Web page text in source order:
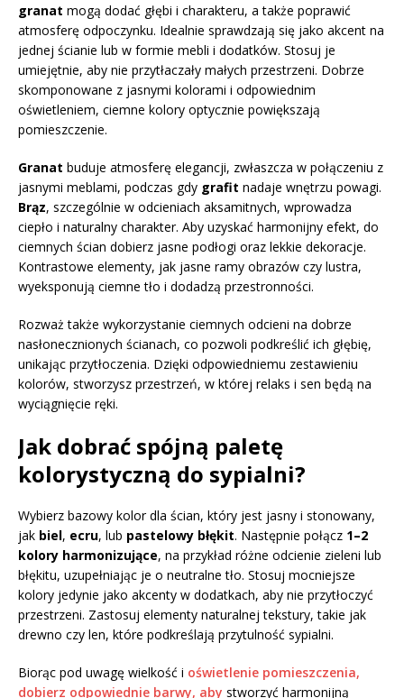
granat mogą dodać głębi i charakteru, a także poprawić
atmosferę odpoczynku. Idealnie sprawdzają się jako akcent na
jednej ścianie lub w formie mebli i dodatków. Stosuj je
umiejętnie, aby nie przytłaczały małych przestrzeni. Dobrze
skomponowane z jasnymi kolorami i odpowiednim
oświetleniem, ciemne kolory optycznie powiększają
pomieszczenie.
Granat buduje atmosferę elegancji, zwłaszcza w połączeniu z
jasnymi meblami, podczas gdy grafit nadaje wnętrzu powagi.
Brąz, szczególnie w odcieniach aksamitnych, wprowadza
ciepło i naturalny charakter. Aby uzyskać harmonijny efekt, do
ciemnych ścian dobierz jasne podłogi oraz lekkie dekoracje.
Kontrastowe elementy, jak jasne ramy obrazów czy lustra,
wyeksponują ciemne tło i dodadzą przestronności.
Rozważ także wykorzystanie ciemnych odcieni na dobrze
nasłonecznionych ścianach, co pozwoli podkreślić ich głębię,
unikając przytłoczenia. Dzięki odpowiedniemu zestawieniu
kolorów, stworzysz przestrzeń, w której relaks i sen będą na
wyciągnięcie ręki.
Jak dobrać spójną paletę
kolorystyczną do sypialni?
Wybierz bazowy kolor dla ścian, który jest jasny i stonowany,
jak biel, ecru, lub pastelowy błękit. Następnie połącz 1–2
kolory harmonizujące, na przykład różne odcienie zieleni lub
błękitu, uzupełniając je o neutralne tło. Stosuj mocniejsze
kolory jedynie jako akcenty w dodatkach, aby nie przytłoczyć
przestrzeni. Zastosuj elementy naturalnej tekstury, takie jak
drewno czy len, które podkreślają przytulność sypialni.
Biorąc pod uwagę wielkość i oświetlenie pomieszczenia,
dobierz odpowiednie barwy, aby stworzyć harmonijną